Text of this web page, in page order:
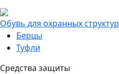
Обувь для охранных структур
Берцы
Туфли
Средства защиты